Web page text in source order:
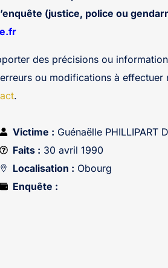
(justice, police ou
des précisions ou
ou modifications à effectuer
.
Victime : Guénaëlle PHILLIPART
Faits : 30 avril 1990
Localisation : Obourg
Enquête :